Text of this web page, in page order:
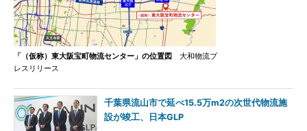
「（仮称）東大阪宝町物流センター」の位置図
大和物流プ
レスリリース
千葉県流山市で延べ15.5万m2の次世代物流施
設が竣工、日本GLP